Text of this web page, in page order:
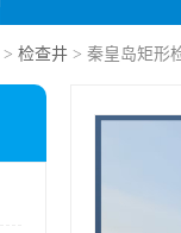
> 检查井 > 秦皇岛矩形